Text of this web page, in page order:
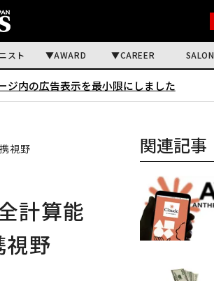
スト AWARD CAREER SALON
ジ内の広告表示を最小限にしました
視野
計算能
野
関連記事